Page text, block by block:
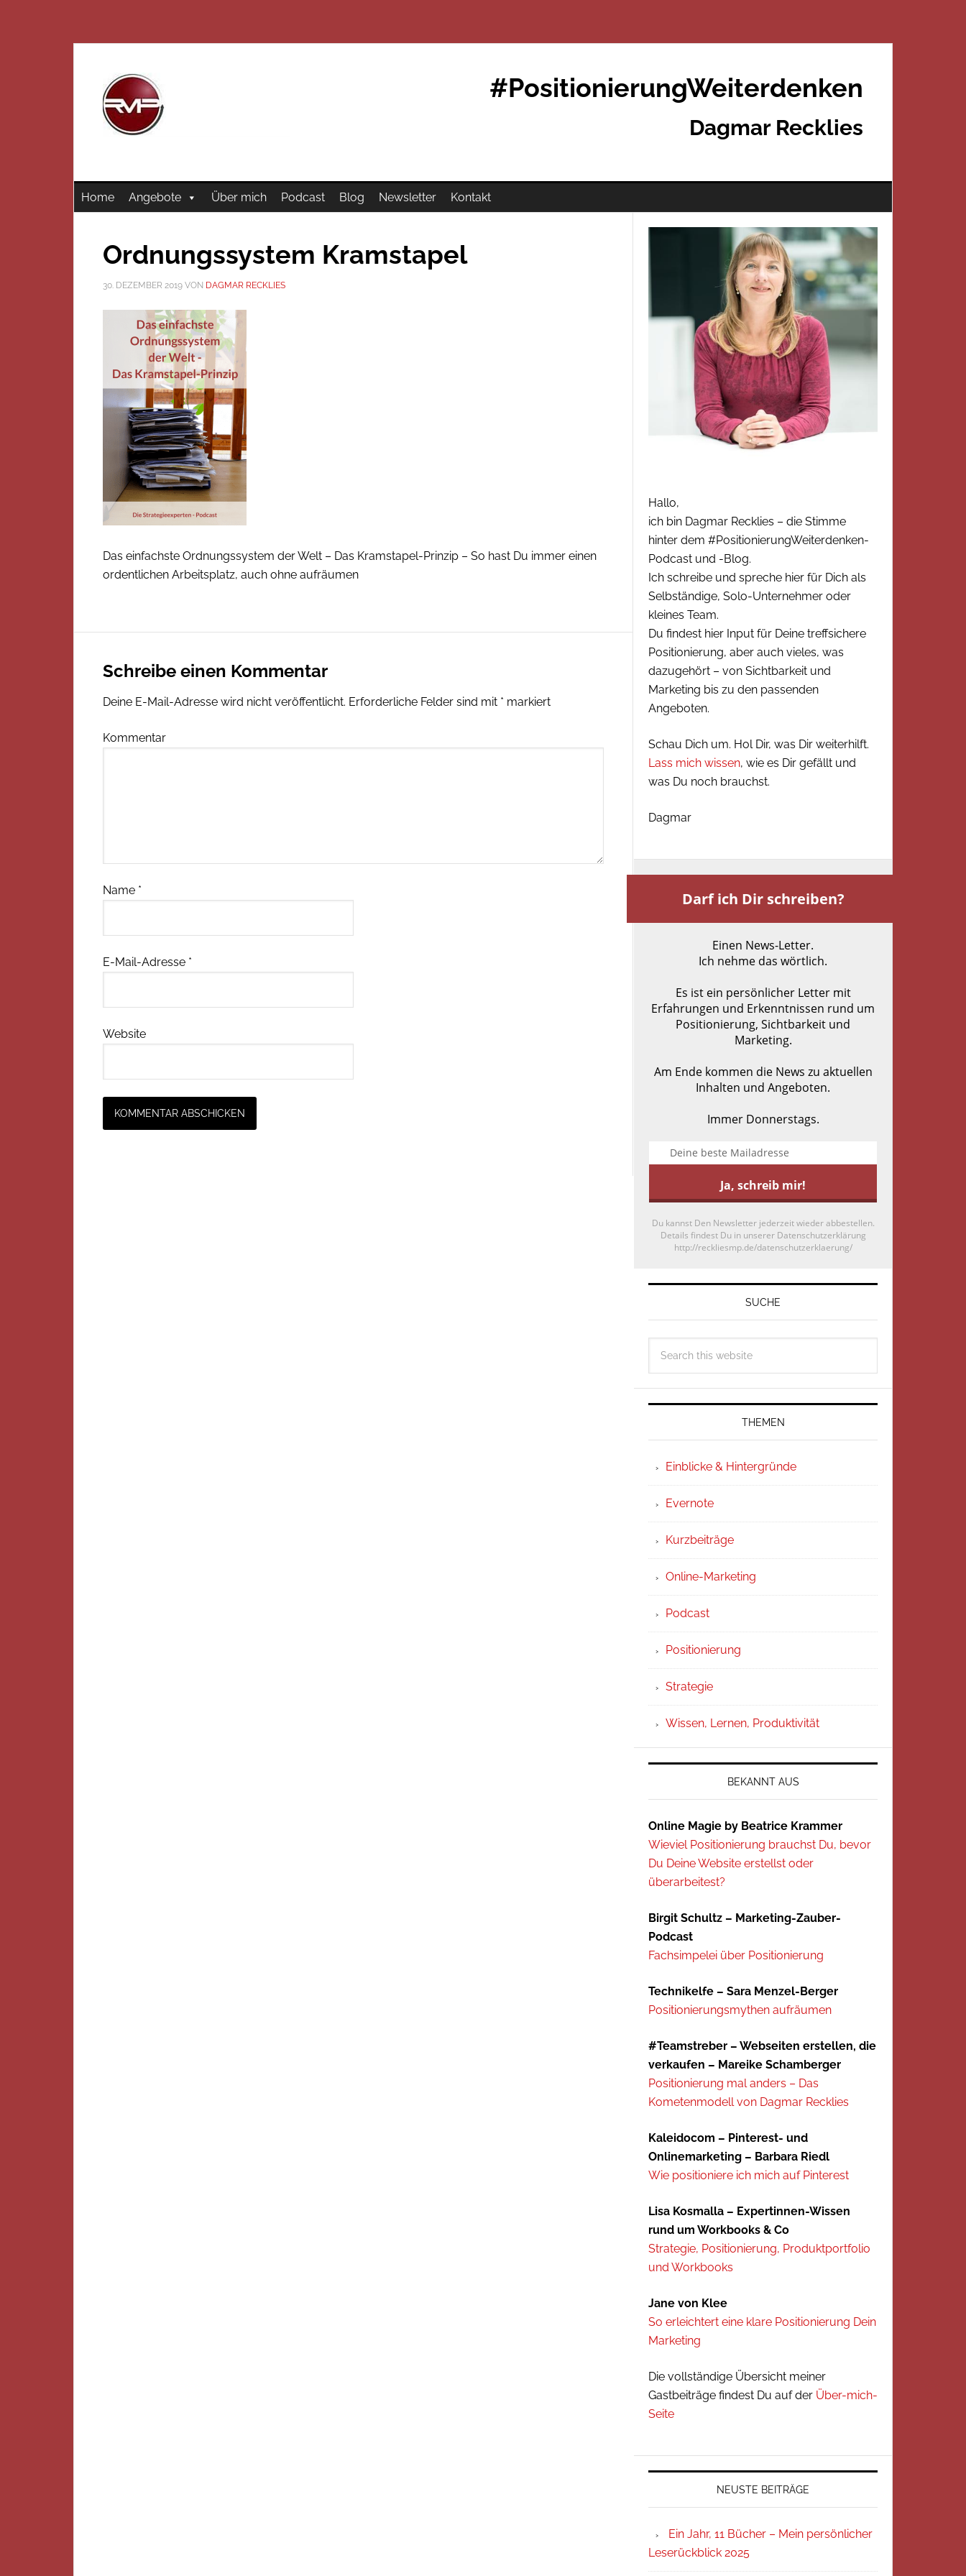
#PositionierungWeiterdenken
Dagmar Recklies
Home Angebote Über mich Podcast Blog Newsletter Kontakt
Ordnungssystem Kramstapel
30. DEZEMBER 2019 VON DAGMAR RECKLIES
Das einfachste Ordnungssystem der Welt – Das Kramstapel-Prinzip – So hast Du immer einen
ordentlichen Arbeitsplatz, auch ohne aufräumen
Schreibe einen Kommentar
Deine E-Mail-Adresse wird nicht veröffentlicht. Erforderliche Felder sind mit * markiert
Kommentar
Name *
E-Mail-Adresse *
Website
Hallo,
ich bin Dagmar Recklies – die Stimme
hinter dem #PositionierungWeiterdenken-
Podcast und -Blog.
Ich schreibe und spreche hier für Dich als
Selbständige, Solo-Unternehmer oder
kleines Team.
Du findest hier Input für Deine treffsichere
Positionierung, aber auch vieles, was
dazugehört – von Sichtbarkeit und
Marketing bis zu den passenden
Angeboten.
Schau Dich um. Hol Dir, was Dir weiterhilft.
Lass mich wissen, wie es Dir gefällt und
was Du noch brauchst.
Dagmar
Darf ich Dir schreiben?
Einen News-Letter.
Ich nehme das wörtlich.
Es ist ein persönlicher Letter mit
Erfahrungen und Erkenntnissen rund um
Positionierung, Sichtbarkeit und
Marketing.
Am Ende kommen die News zu aktuellen
Inhalten und Angeboten.
Immer Donnerstags.
Du kannst Den Newsletter jederzeit wieder abbestellen.
Details findest Du in unserer Datenschutzerklärung
http://reckliesmp.de/datenschutzerklaerung/
SUCHE
THEMEN
Einblicke & Hintergründe
Evernote
Kurzbeiträge
Online-Marketing
Podcast
Positionierung
Strategie
Wissen, Lernen, Produktivität
BEKANNT AUS
Online Magie by Beatrice Krammer
Wieviel Positionierung brauchst Du, bevor
Du Deine Website erstellst oder
überarbeitest?
Birgit Schultz – Marketing-Zauber-
Podcast
Fachsimpelei über Positionierung
Technikelfe – Sara Menzel-Berger
Positionierungsmythen aufräumen
#Teamstreber – Webseiten erstellen, die
verkaufen – Mareike Schamberger
Positionierung mal anders – Das
Kometenmodell von Dagmar Recklies
Kaleidocom – Pinterest- und
Onlinemarketing – Barbara Riedl
Wie positioniere ich mich auf Pinterest
Lisa Kosmalla – Expertinnen-Wissen
rund um Workbooks & Co
Strategie, Positionierung, Produktportfolio
und Workbooks
Jane von Klee
So erleichtert eine klare Positionierung Dein
Marketing
Die vollständige Übersicht meiner
Gastbeiträge findest Du auf der Über-mich-
Seite
NEUSTE BEITRÄGE
Ein Jahr, 11 Bücher – Mein persönlicher
Leserückblick 2025